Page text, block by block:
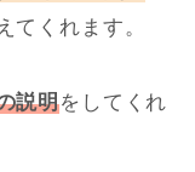
てくれます。
説明をしてくれ